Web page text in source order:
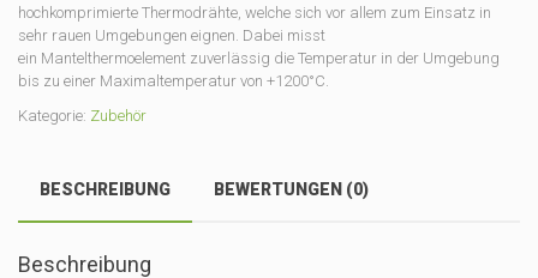
hochkomprimierte Thermodrähte, welche sich vor allem zum Einsatz in
sehr rauen Umgebungen eignen. Dabei misst
ein Mantelthermoelement zuverlässig die Temperatur in der Umgebung
bis zu einer Maximaltemperatur von +1200°C.
Kategorie: Zubehör
BESCHREIBUNG BEWERTUNGEN (0)
Beschreibung